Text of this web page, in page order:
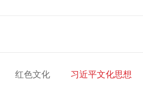
红色文化 习近平文化思想